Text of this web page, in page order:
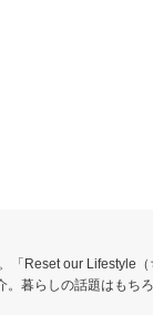
「Reset our Lifestyle
暮らしの話題はもち